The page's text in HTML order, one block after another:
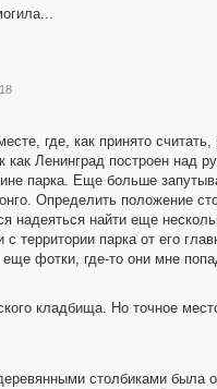
где, как принято
Ленинград построен над
парка. Еще больше
Определить положение
надеяться найти еще
территории парка от его
фотки, где-то они мне
кладбища. Но точное
столбиками была